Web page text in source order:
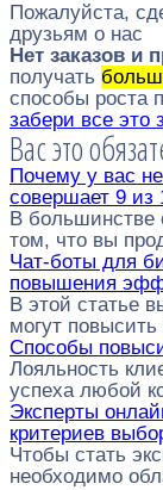
Пожалуйста,
друзьям о нас
Нет заказов и
получать
способы роста
забери все это
Вас это
Почему у вас
совершает 9 из
В большинстве
том, что вы
Чат-боты для
повышения
В этой статье
могут
Способы
Лояльность
успеха любой
Эксперты
критериев
Чтобы стать
необходимо